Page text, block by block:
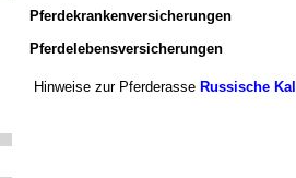
Pferdekrankenversicherungen
Pferdelebensversicherungen
Hinweise zur Pferderasse Russische